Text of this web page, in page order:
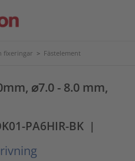
fixeringar > Fästelement
⌀7.0 - 8.0 mm,
PA6HIR-BK |